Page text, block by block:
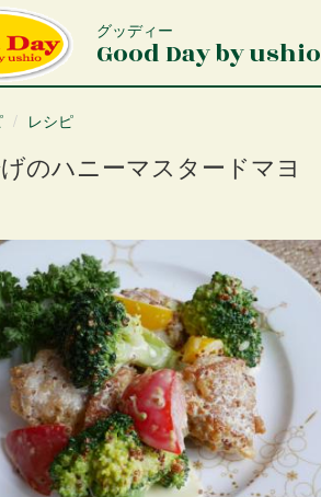
グッディー
Good Day by ushio
レシピ
のハニーマスタードマヨ